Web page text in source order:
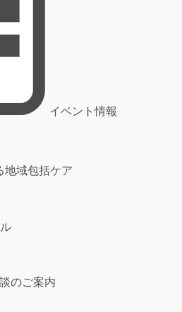
イベント情報
地域包括ケア
のご案内